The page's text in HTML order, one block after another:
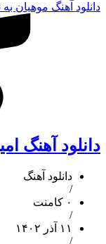
دانلود آهنگ موهیان
دانلود آهنگ
دانلود آهنگ
/
۰ کامنت
/
۱۱ آذر ۱۴۰۲
/